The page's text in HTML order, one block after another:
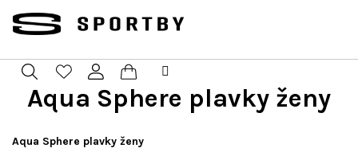
obsah
Hľadať PrihlásenieNákupný
košík
Aqua Sphere plavky ženy
Aqua Sphere plavky ženy